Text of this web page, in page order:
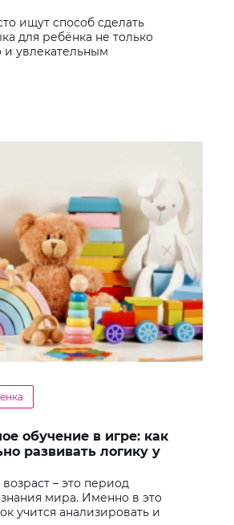
ищут способ сделать
для ребёнка не только
и увлекательным
обучение в игре: как
развивать логику у
– это период
мира. Именно в это
учится анализировать и